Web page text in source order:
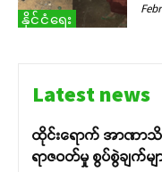
နိုင်ငံရေး
Latest news
ထိုင်းရောက် အာဏာသိ
ရာဇဝတ်မှု စွပ်စွဲချက်မျ